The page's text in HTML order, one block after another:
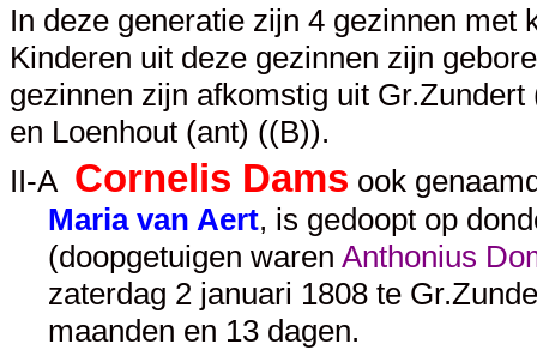
In deze generatie zijn 4 gezinnen met
Kinderen uit deze gezinnen zijn
gezinnen zijn afkomstig uit
en Loenhout (ant) ((B)).
II-A Cornelis Dams ook
Maria van Aert, is gedoopt op
(doopgetuigen waren Anthonius
zaterdag 2 januari 1808 te
maanden en 13 dagen.